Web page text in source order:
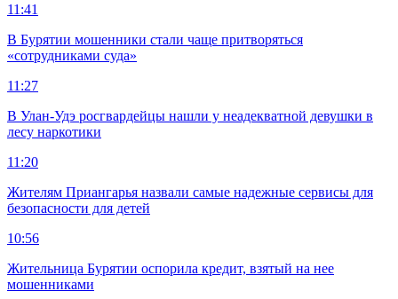
11:41
В Бурятии мошенники стали чаще притворяться
«сотрудниками суда»
11:27
В Улан-Удэ росгвардейцы нашли у неадекватной девушки в
лесу наркотики
11:20
Жителям Приангарья назвали самые надежные сервисы для
безопасности для детей
10:56
Жительница Бурятии оспорила кредит, взятый на нее
мошенниками